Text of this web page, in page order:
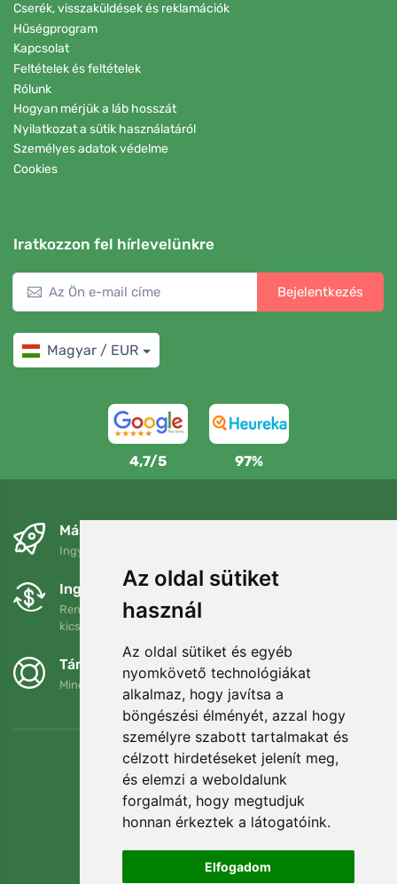
Az oldal sütiket
használ
Az oldal sütiket és egyéb
nyomkövető technológiákat
alkalmaz, hogy javítsa a
böngészési élményét, azzal hogy
személyre szabott tartalmakat és
célzott hirdetéseket jelenít meg,
és elemzi a weboldalunk
forgalmát, hogy megtudjuk
honnan érkeztek a látogatóink.
Elfogadom
Cserék, visszaküldések és reklamációk
Hűségprogram
Kapcsolat
Feltételek és feltételek
Rólunk
Hogyan mérjük a láb hosszát
Nyilatkozat a sütik használatáról
Személyes adatok védelme
Cookies
Iratkozzon fel hírlevelünkre
Bejelentkezés
Magyar / EUR
4,7/5 97%
Másnapra és ingyenesen
Ingyenes szállítás a következő összeg felett: 80 EUR
Ingyenes csere és visszaküldés
Rendelését 90 napon belül bármikor visszaküldheti vagy
kicserélheti.
Támogatjuk a Trees.org-ot
Minden megrendelésért ültetünk egy fát! Bővebben